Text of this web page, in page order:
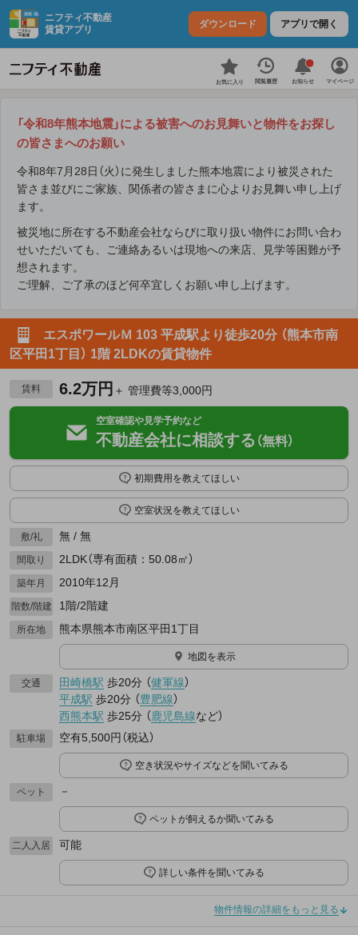
ニフティ不動産
賃貸アプリ
ダウンロード アプリで開く
お気に入り 閲覧履歴 お知らせ マイページ
「令和8年熊本地震」による被害へのお見舞いと物件をお探し
の皆さまへのお願い
令和8年7月28日（火）に発生しました熊本地震により被災された
皆さま並びにご家族、関係者の皆さまに心よりお見舞い申し上げ
ます。
被災地に所在する不動産会社ならびに取り扱い物件にお問い合わ
せいただいても、ご連絡あるいは現地への来店、見学等困難が予
想されます。
ご理解、ご了承のほど何卒宜しくお願い申し上げます。
エスポワールＭ 103 平成駅より徒歩20分 （熊本市南
区平田1丁目） 1階 2LDKの賃貸物件
賃料 6.2万円 ＋ 管理費等3,000円
空室確認や見学予約など
不動産会社に相談する （無料）
初期費用を教えてほしい
空室状況を教えてほしい
敷/礼 無 / 無
間取り 2LDK（専有面積：50.08㎡）
築年月 2010年12月
階数/階建 1階/2階建
所在地 熊本県熊本市南区平田1丁目
地図を表示
交通 田崎橋駅 歩20分 （健軍線）
平成駅 歩20分 （豊肥線）
西熊本駅 歩25分 （鹿児島線など）
駐車場 空有5,500円（税込）
空き状況やサイズなどを聞いてみる
ペット －
ペットが飼えるか聞いてみる
二人入居 可能
詳しい条件を聞いてみる
物件情報の詳細をもっと見る